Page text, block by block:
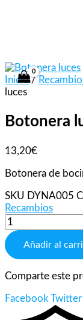
Inicio/
luces
Botonera
13,20€
Botonera de
SKU DYNA005
Recambios
Añadir al
Comparte este
Facebook Twitter